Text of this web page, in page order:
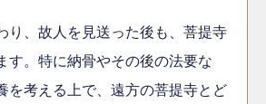
り、故人を見送った後も、菩提寺
す。特に納骨やその後の法要な
を考える上で、遠方の菩提寺とど